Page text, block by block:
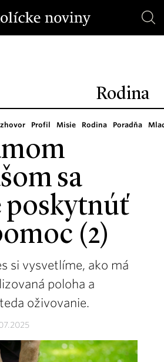
Rodina
Profil Misie Rodina Poradňa
sa
poskytnúť
(2)
si vysvetlíme, ako má
poloha a
oživovanie.